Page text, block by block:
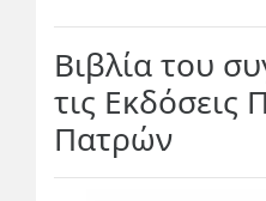
Βιβλία του
τις Εκδόσεις
Πατρών